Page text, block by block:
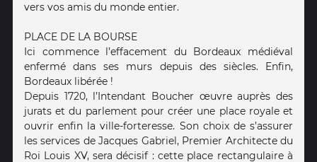
vers vos amis du monde entier.
PLACE DE LA BOURSE
Ici commence l’effacement du Bordeaux médiéval
enfermé dans ses murs depuis des siècles. Enfin,
Bordeaux libérée !
Depuis 1720, l’Intendant Boucher œuvre auprès des
jurats et du parlement pour créer une place royale et
ouvrir enfin la ville-forteresse. Son choix de s’assurer
les services de Jacques Gabriel, Premier Architecte du
Roi Louis XV, sera décisif : cette place rectangulaire à